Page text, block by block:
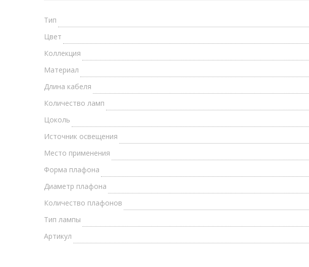
Тип
Цвет
Коллекция
Материал
Длина кабеля
Количество ламп
Цоколь
Источник освещения
Место применения
Форма плафона
Диаметр плафона
Количество плафонов
Тип лампы
Артикул